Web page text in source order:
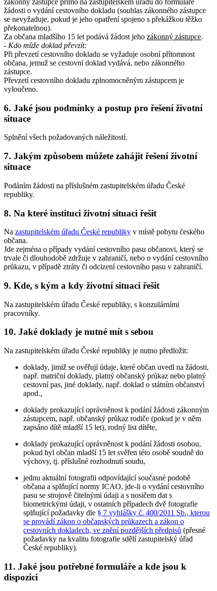
zákonný zástupce přímo na zastupitelském úřadu do formuláře
žádosti o vydání cestovního dokladu (souhlas zákonného zástupce
se nevyžaduje, pokud je jeho opatření spojeno s překážkou těžko
překonatelnou).
Za občana mladšího 15 let podává žádost jeho zákonný zástupce.
- Kdo může doklad převzít:
Při převzetí cestovního dokladu se vyžaduje osobní přítomnost
občana, jemuž se cestovní doklad vydává, nebo zákonného
zástupce.
Převzetí cestovního dokladu zplnomocněným zástupcem je
vyloučeno.
6. Jaké jsou podmínky a postup pro řešení životní
situace
Splnění všech požadovaných náležitostí.
7. Jakým způsobem můžete zahájit řešení životní
situace
Podáním žádosti na příslušném zastupitelském úřadu České
republiky.
8. Na které instituci životní situaci řešit
Na zastupitelském úřadu České republiky v místě pobytu českého
občana.
Jde zejména o případy vydání cestovního pasu občanovi, který se
trvale či dlouhodobě zdržuje v zahraničí, nebo o vydání cestovního
průkazu, v případě ztráty či odcizení cestovního pasu v zahraničí.
9. Kde, s kým a kdy životní situaci řešit
Na zastupitelském úřadu České republiky, s konzulárními
pracovníky.
10. Jaké doklady je nutné mít s sebou
Na zastupitelském úřadu České republiky je nutno předložit:
doklady, jimiž se ověřují údaje, které občan uvedl na žádosti,
např. matriční doklady, platný občanský průkaz nebo platný
cestovní pas, jiné doklady, např. doklad o státním občanství
apod.,
doklady prokazující oprávněnost k podání žádosti zákonným
zástupcem, např. občanský průkaz rodiče (pokud je v něm
zapsáno dítě mladší 15 let), rodný list dítěte,
doklady prokazující oprávněnost k podání žádosti osobou,
pokud byl občan mladší 15 let svěřen této osobě soudně do
výchovy, tj. příslušné rozhodnutí soudu,
jednu aktuální fotografii odpovídající současné podobě
občana a splňující normy ICAO, jde-li o vydání cestovního
pasu se strojově čitelnými údaji a s nosičem dat s
biometrickými údaji, v ostatních případech dvě fotografie
splňující požadavky dle § 7 vyhlášky č. 400/2011 Sb., kterou
se provádí zákon o občanských průkazech a zákon o
cestovních dokladech, ve znění pozdějších předpisů (přesné
požadavky na kvalitu fotografie sdělí zastupitelský úřad
České republiky).
11. Jaké jsou potřebné formuláře a kde jsou k
dispozici